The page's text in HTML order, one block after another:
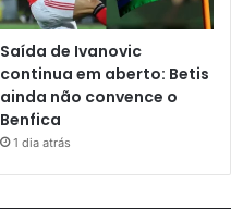
Saída de Ivanovic
continua em aberto: Betis
ainda não convence o
Benfica
1 dia atrás